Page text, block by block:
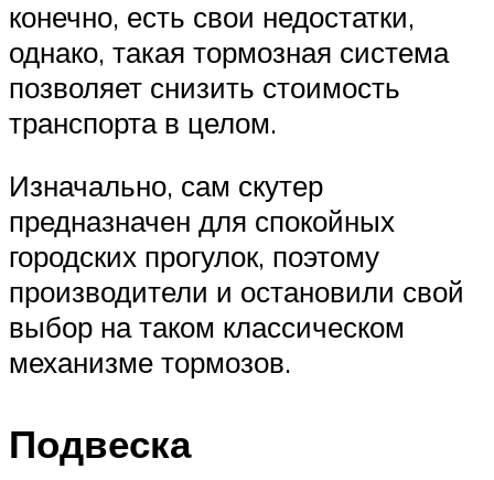
конечно, есть свои недостатки,
однако, такая тормозная система
позволяет снизить стоимость
транспорта в целом.
Изначально, сам скутер
предназначен для спокойных
городских прогулок, поэтому
производители и остановили свой
выбор на таком классическом
механизме тормозов.
Подвеска